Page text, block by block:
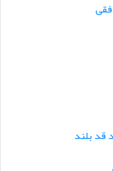
قد بلند